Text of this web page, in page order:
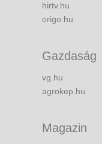
hirtv.hu
origo.hu
Gazdaság
vg.hu
agrokep.hu
Magazin